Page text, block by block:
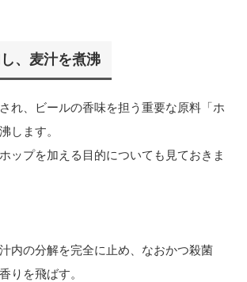
、麦汁を煮沸
れ、ビールの香味を担う重要な原料「ホ
します。
ップを加える目的についても見ておきま
内の分解を完全に止め、なおかつ殺菌
りを飛ばす。